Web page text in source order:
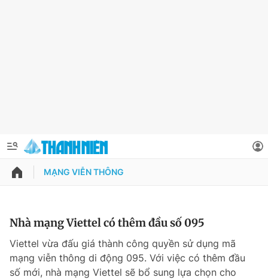
QUẢNG CÁO
Chuyên mục
Thông tin tài khoản
Đổi mật khẩu
Tin đã lưu
MẠNG VIỄN THÔNG
Nhà mạng Viettel có thêm đầu số 095
Viettel vừa đấu giá thành công quyền sử dụng mã
mạng viễn thông di động 095. Với việc có thêm đầu
số mới, nhà mạng Viettel sẽ bổ sung lựa chọn cho